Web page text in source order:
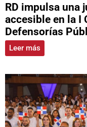
RD impulsa una
accesible en la I
Defensorías
Leer más